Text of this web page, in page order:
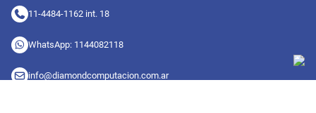
11-4484-1162 int. 18
WhatsApp: 1144082118
info@diamondcomputacion.com.ar